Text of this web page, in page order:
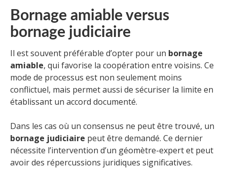
Bornage amiable versus
bornage judiciaire
Il est souvent préférable d’opter pour un bornage
amiable, qui favorise la coopération entre voisins. Ce
mode de processus est non seulement moins
conflictuel, mais permet aussi de sécuriser la limite en
établissant un accord documenté.
Dans les cas où un consensus ne peut être trouvé, un
bornage judiciaire peut être demandé. Ce dernier
nécessite l’intervention d’un géomètre-expert et peut
avoir des répercussions juridiques significatives.